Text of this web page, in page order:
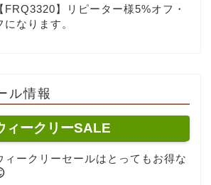
FRQ3320】リピーター様5%オフ・
なります。
ル情報
ィークリーSALE
ィークリーセールはとってもお得な